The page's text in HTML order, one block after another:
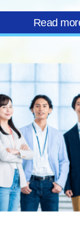
Read